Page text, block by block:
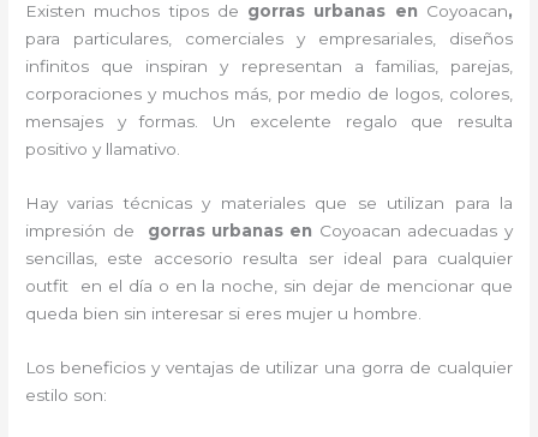
Existen muchos tipos de gorras urbanas en Coyoacan,
para particulares, comerciales y empresariales, diseños
infinitos que inspiran y representan a familias, parejas,
corporaciones y muchos más, por medio de logos, colores,
mensajes y formas. Un excelente regalo que resulta
positivo y llamativo.
Hay varias técnicas y materiales que se utilizan para la
impresión de gorras urbanas en Coyoacan adecuadas y
sencillas, este accesorio resulta ser ideal para cualquier
outfit en el día o en la noche, sin dejar de mencionar que
queda bien sin interesar si eres mujer u hombre.
Los beneficios y ventajas de utilizar una gorra de cualquier
estilo son: